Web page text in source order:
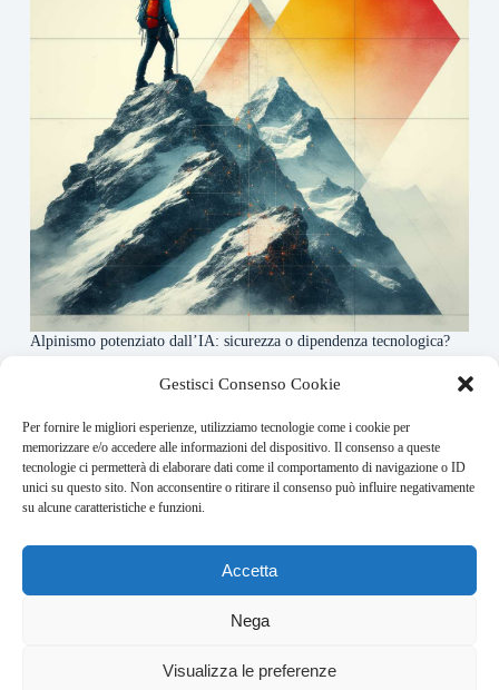
Gestisci Consenso Cookie
Per fornire le migliori esperienze, utilizziamo tecnologie come i cookie per
memorizzare e/o accedere alle informazioni del dispositivo. Il consenso a queste
tecnologie ci permetterà di elaborare dati come il comportamento di navigazione o ID
unici su questo sito. Non acconsentire o ritirare il consenso può influire negativamente
su alcune caratteristiche e funzioni.
Accetta
Nega
Visualizza le preferenze
Alpinismo potenziato dall’IA: sicurezza o dipendenza tecnologica?
About this website
Rivistadellamontagna.it ogni giorno trova per te le principali
notizie su montagna trekking e alpinismo da tutto il mondo.
Address:
VIA USODIMARE 3 - 37138 - VERONA (VR)
redazione@bullet-network.com
bullet-network.com